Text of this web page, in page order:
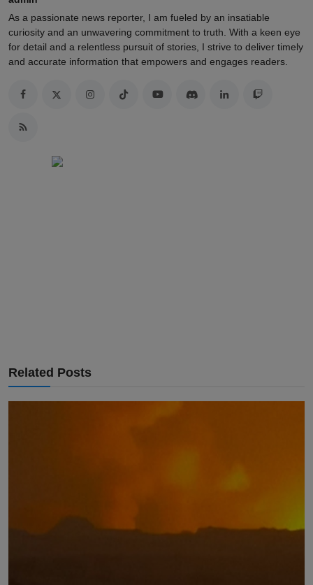
As a passionate news reporter, I am fueled by an insatiable
curiosity and an unwavering commitment to truth. With a keen eye
for detail and a relentless pursuit of stories, I strive to deliver timely
and accurate information that empowers and engages readers.
Related Posts